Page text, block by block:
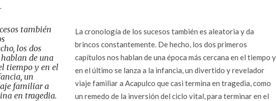
también
los dos
de una
tiempo y en el
un
familiar a
en tragedia.
La cronología de los sucesos también es aleatoria y da
brincos constantemente. De hecho, los dos primeros
capítulos nos hablan de una época más cercana en el tiempo y
en el último se lanza a la infancia, un divertido y revelador
viaje familiar a Acapulco que casi termina en tragedia, como
un remedo de la inversión del ciclo vital, para terminar en el